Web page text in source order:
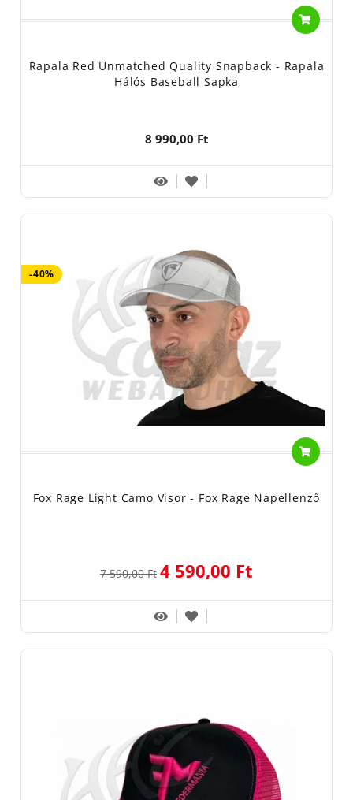
Rapala Red Unmatched Quality Snapback - Rapala
Hálós Baseball Sapka
8 990,00 Ft
-40%
Fox Rage Light Camo Visor - Fox Rage Napellenző
7 590,00 Ft 4 590,00 Ft